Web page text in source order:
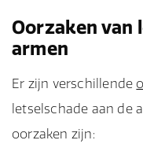
Oorzaken van
armen
Er zijn verschillende
letselschade aan de
oorzaken zijn: